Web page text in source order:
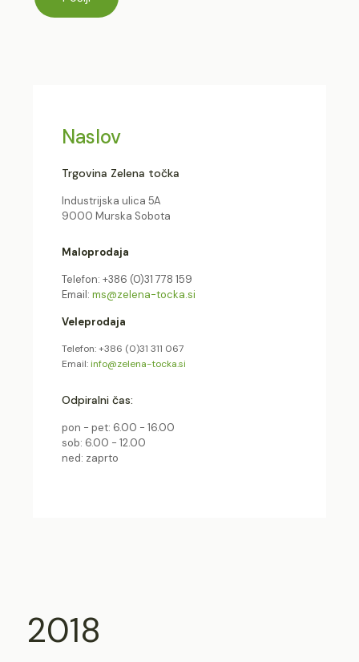
Naslov
Trgovina Zelena točka
Industrijska ulica 5A
9000 Murska Sobota
Maloprodaja
Telefon: +386 (0)31 778 159
Email:ms@zelena-tocka.si
Veleprodaja
Telefon: +386 (0)31 311 067
Email:info@zelena-tocka.si
Odpiralni čas:
pon - pet: 6.00 - 16.00
sob: 6.00 - 12.00
ned: zaprto
2018